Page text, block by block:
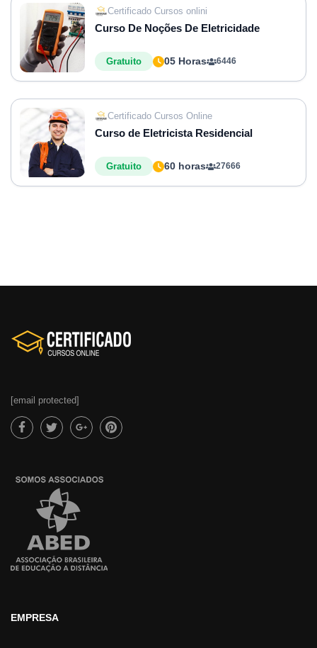
Certificado Cursos onlini
Curso De Noções De Eletricidade
05 Horas
Gratuito 6446
Certificado Cursos Online
Curso de Eletricista Residencial
60 horas
Gratuito 27666
[email protected]
EMPRESA